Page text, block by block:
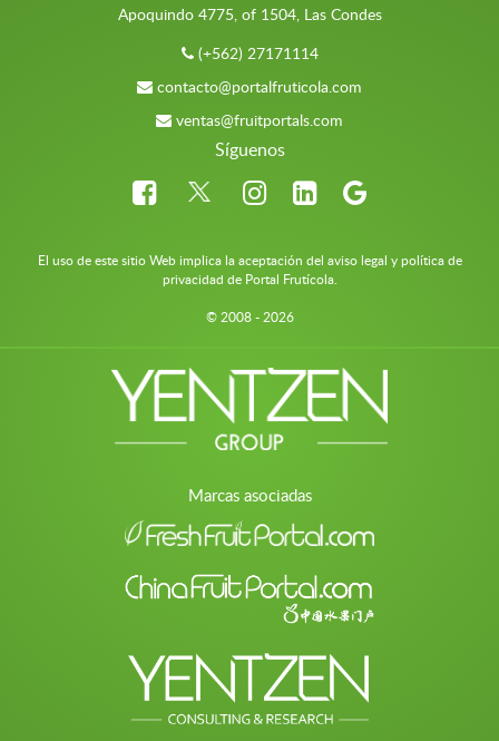
Apoquindo 4775, of 1504, Las Condes
(+562) 27171114
contacto@portalfruticola.com
ventas@fruitportals.com
Síguenos
El uso de este sitio Web implica la aceptación del aviso legal y política de
privacidad de Portal Frutícola.
© 2008 - 2026
Marcas asociadas